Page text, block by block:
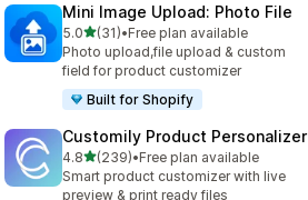
Mini Image Upload: Photo File
5.0滿分 5 顆星
(31)
共有 31 則評價
•Free plan available
Photo upload,file upload & custom
field for product customizer
Built for Shopify
Customily Product Personalizer
4.8滿分 5 顆星
(239)
共有 239 則評價
•Free plan available
Smart product customizer with live
preview & print ready files